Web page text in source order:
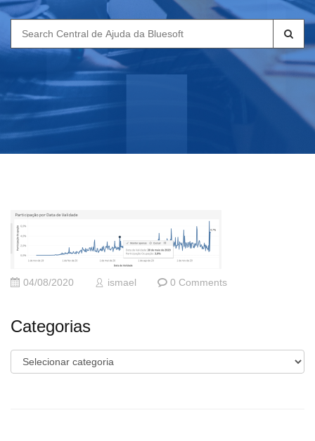
Search
for:
04/08/2020 ismael 0 Comments
Categorias
Categorias